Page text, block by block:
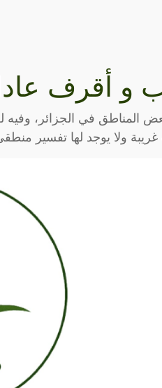
و أقرف
المناطق في الجزائر،
غريبة ولا يوجد لها تفسير